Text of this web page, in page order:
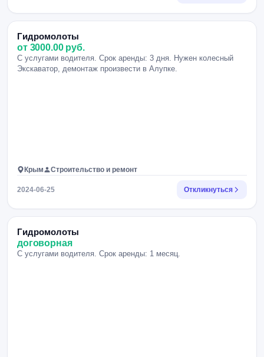
Гидромолоты
от 3000.00 руб.
С услугами водителя. Срок аренды: 3 дня. Нужен колесный
Экскаватор, демонтаж произвести в Алупке.
Крым Строительство и ремонт
2024-06-25 Откликнуться
Гидромолоты
договорная
С услугами водителя. Срок аренды: 1 месяц.